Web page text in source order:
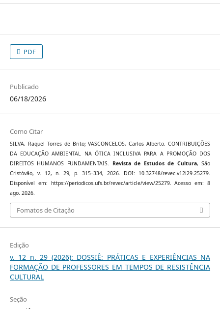
PDF
Publicado
06/18/2026
Como Citar
SILVA, Raquel Torres de Brito; VASCONCELOS, Carlos Alberto. CONTRIBUIÇÕES
DA EDUCAÇÃO AMBIENTAL NA ÓTICA INCLUSIVA PARA A PROMOÇÃO DOS
DIREITOS HUMANOS FUNDAMENTAIS.
Revista de Estudos de Cultura, São
Cristóvão, v. 12, n. 29, p. 315–334, 2026. DOI: 10.32748/revec.v12i29.25279.
Disponível em: https://periodicos.ufs.br/revec/article/view/25279. Acesso em: 8
ago. 2026.
Fomatos de Citação
Edição
v. 12 n. 29 (2026): DOSSIÊ: PRÁTICAS E EXPERIÊNCIAS NA
FORMAÇÃO DE PROFESSORES EM TEMPOS DE RESISTÊNCIA
CULTURAL
Seção